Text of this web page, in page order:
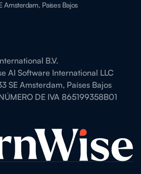
Amsterdam, Países Bajos
B.V.
AI Software International LLC
SE Amsterdam, Países Bajos
DE IVA 865199358B01